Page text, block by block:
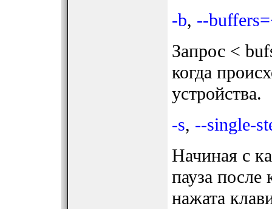
-b, --
Запрос <
когда
устройства.
-s, --single-
Начиная с
пауза после
нажата